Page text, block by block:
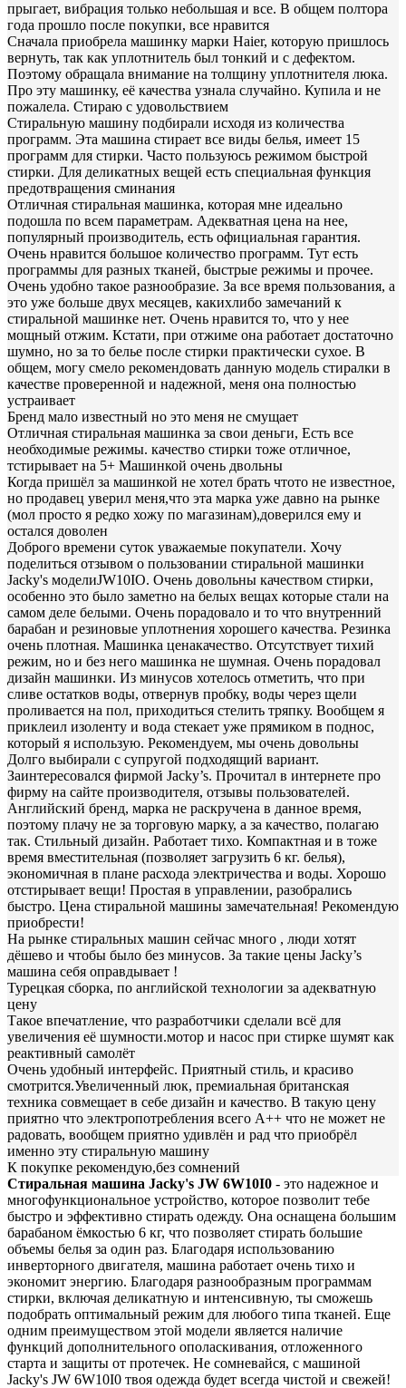
прыгает, вибрация только небольшая и все. В общем полтора
года прошло после покупки, все нравится
Сначала приобрела машинку марки Haier, которую пришлось
вернуть, так как уплотнитель был тонкий и с дефектом.
Поэтому обращала внимание на толщину уплотнителя люка.
Про эту машинку, её качества узнала случайно. Купила и не
пожалела. Стираю с удовольствием
Стиральную машину подбирали исходя из количества
программ. Эта машина стирает все виды белья, имеет 15
программ для стирки. Часто пользуюсь режимом быстрой
стирки. Для деликатных вещей есть специальная функция
предотвращения сминания
Отличная стиральная машинка, которая мне идеально
подошла по всем параметрам. Адекватная цена на нее,
популярный производитель, есть официальная гарантия.
Очень нравится большое количество программ. Тут есть
программы для разных тканей, быстрые режимы и прочее.
Очень удобно такое разнообразие. За все время пользования, а
это уже больше двух месяцев, какихлибо замечаний к
стиральной машинке нет. Очень нравится то, что у нее
мощный отжим. Кстати, при отжиме она работает достаточно
шумно, но за то белье после стирки практически сухое. В
общем, могу смело рекомендовать данную модель стиралки в
качестве проверенной и надежной, меня она полностью
устраивает
Бренд мало известный но это меня не смущает
Отличная стиральная машинка за свои деньги, Есть все
необходимые режимы. качество стирки тоже отличное,
тстирывает на 5+ Машинкой очень двольны
Когда пришёл за машинкой не хотел брать чтото не известное,
но продавец уверил меня,что эта марка уже давно на рынке
(мол просто я редко хожу по магазинам),доверился ему и
остался доволен
Доброго времени суток уважаемые покупатели. Хочу
поделиться отзывом о пользовании стиральной машинки
Jacky's моделиJW10IO. Очень довольны качеством стирки,
особенно это было заметно на белых вещах которые стали на
самом деле белыми. Очень порадовало и то что внутренний
барабан и резиновые уплотнения хорошего качества. Резинка
очень плотная. Машинка ценакачество. Отсутствует тихий
режим, но и без него машинка не шумная. Очень порадовал
дизайн машинки. Из минусов хотелось отметить, что при
сливе остатков воды, отвернув пробку, воды через щели
проливается на пол, приходиться стелить тряпку. Вообщем я
приклеил изоленту и вода стекает уже прямиком в поднос,
который я использую. Рекомендуем, мы очень довольны
Долго выбирали с супругой подходящий вариант.
Заинтересовался фирмой Jacky’s. Прочитал в интернете про
фирму на сайте производителя, отзывы пользователей.
Английский бренд, марка не раскручена в данное время,
поэтому плачу не за торговую марку, а за качество, полагаю
так. Стильный дизайн. Работает тихо. Компактная и в тоже
время вместительная (позволяет загрузить 6 кг. белья),
экономичная в плане расхода электричества и воды. Хорошо
отстирывает вещи! Простая в управлении, разобрались
быстро. Цена стиральной машины замечательная! Рекомендую
приобрести!
На рынке стиральных машин сейчас много , люди хотят
дёшево и чтобы было без минусов. За такие цены Jacky’s
машина себя оправдывает !
Турецкая сборка, по английской технологии за адекватную
цену
Такое впечатление, что разработчики сделали всё для
увеличения её шумности.мотор и насос при стирке шумят как
реактивный самолёт
Очень удобный интерфейс. Приятный стиль, и красиво
смотрится.Увеличенный люк, премиальная британская
техника совмещает в себе дизайн и качество. В такую цену
приятно что электропотребления всего А++ что не может не
радовать, вообщем приятно удивлён и рад что приобрёл
именно эту стиральную машину
К покупке рекомендую,без сомнений
Стиральная машина Jacky's JW 6W10I0 - это надежное и
многофункциональное устройство, которое позволит тебе
быстро и эффективно стирать одежду. Она оснащена большим
барабаном ёмкостью 6 кг, что позволяет стирать большие
объемы белья за один раз. Благодаря использованию
инверторного двигателя, машина работает очень тихо и
экономит энергию. Благодаря разнообразным программам
стирки, включая деликатную и интенсивную, ты сможешь
подобрать оптимальный режим для любого типа тканей. Еще
одним преимуществом этой модели является наличие
функций дополнительного ополаскивания, отложенного
старта и защиты от протечек. Не сомневайся, с машиной
Jacky's JW 6W10I0 твоя одежда будет всегда чистой и свежей!